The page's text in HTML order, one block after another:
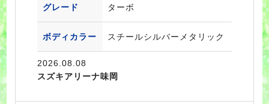
グレード ターボ
ボディカラー スチールシルバーメタリック
2026.08.08
スズキアリーナ味岡